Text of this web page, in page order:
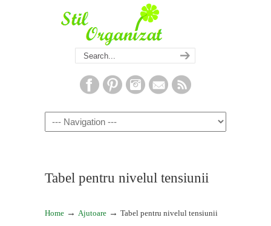
Navigation
Tabel pentru nivelul tensiunii
Home → Ajutoare → Tabel pentru nivelul tensiunii